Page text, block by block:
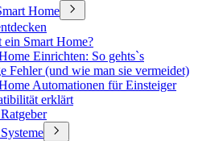
Home
ein Smart Home?
Einrichten: So gehts`s
Fehler (und wie man sie vermeidet)
Automationen für Einsteiger
erklärt